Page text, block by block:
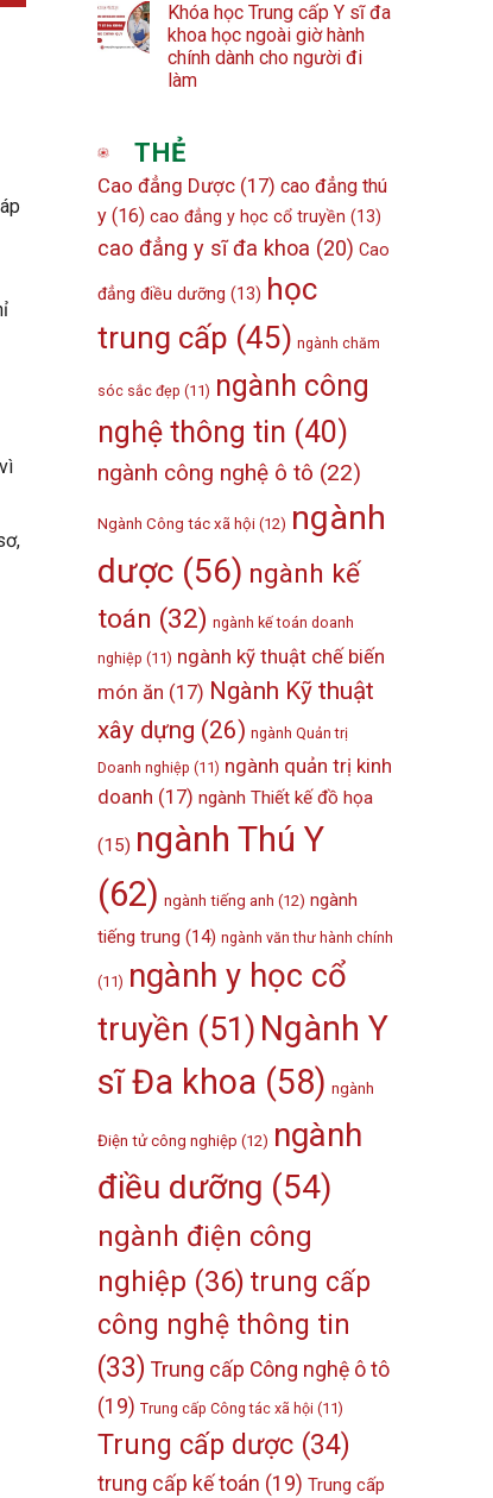
Khóa học Trung cấp Y sĩ đa
khoa học ngoài giờ hành
chính dành cho người đi
làm
THẺ
Cao đẳng Dược (17) cao đẳng thú
y (16) cao đẳng y học cổ truyền (13)
cao đẳng y sĩ đa khoa (20) Cao
đẳng điều dưỡng (13) học
trung cấp (45) ngành chăm
sóc sắc đẹp (11) ngành công
nghệ thông tin (40)
ngành công nghệ ô tô (22)
Ngành Công tác xã hội (12) ngành
dược (56) ngành kế
toán (32) ngành kế toán doanh
nghiệp (11) ngành kỹ thuật chế biến
món ăn (17) Ngành Kỹ thuật
xây dựng (26) ngành Quản trị
Doanh nghiệp (11) ngành quản trị kinh
doanh (17) ngành Thiết kế đồ họa
(15) ngành Thú Y
(62) ngành tiếng anh (12) ngành
tiếng trung (14) ngành văn thư hành chính
(11) ngành y học cổ
truyền (51) Ngành Y
sĩ Đa khoa (58) ngành
Điện tử công nghiệp (12) ngành
điều dưỡng (54)
ngành điện công
nghiệp (36) trung cấp
công nghệ thông tin
(33) Trung cấp Công nghệ ô tô
(19) Trung cấp Công tác xã hội (11)
Trung cấp dược (34)
trung cấp kế toán (19) Trung cấp